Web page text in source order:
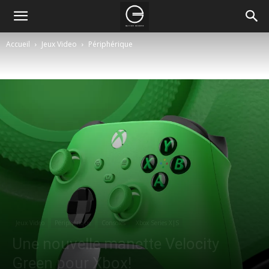
Accueil Jeux Video Périphérique
Jeux Video Périphérique Consoles
Une nouvelle manette Velocity
Green pour Xbox!